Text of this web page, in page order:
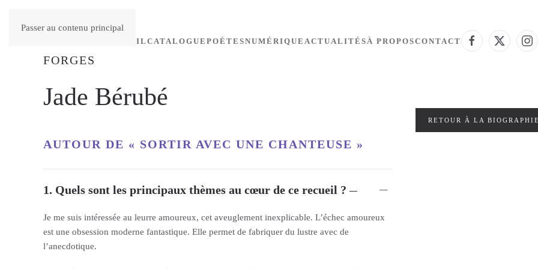
Passer au contenu principal
ACCUEIL CATALOGUE POÈTESNUMÉRIQUE ACTUALITÉS À PROPOSCONTACT
Jade Bérubé
AUTOUR DE « SORTIR AVEC UNE CHANTEUSE »
1. Quels sont les principaux thèmes au cœur de ce recueil ?
Je me suis intéressée au leurre amoureux, cet aveuglement inexplicable. L’échec amoureux
est une obsession moderne fantastique. Elle permet de fabriquer du lustre avec de
l’anecdotique.
RETOUR À LA BIOGRAPHIE